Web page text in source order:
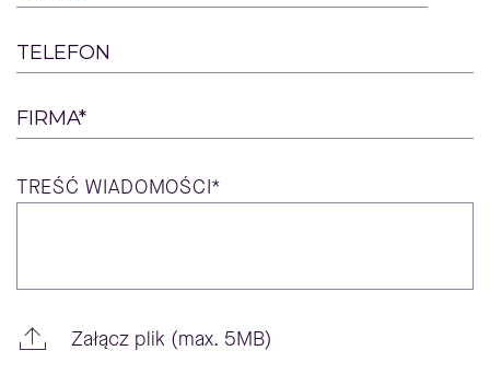
TELEFON
FIRMA*
TREŚĆ WIADOMOŚCI*
Załącz plik (max. 5MB)